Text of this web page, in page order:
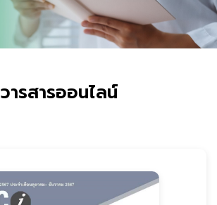
Enhanced by
วารสารออนไลน์